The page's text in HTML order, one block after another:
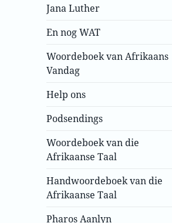
Jana Luther
En nog WAT
Woordeboek van Afrikaans
Vandag
Help ons
Podsendings
Woordeboek van die
Afrikaanse Taal
Handwoordeboek van die
Afrikaanse Taal
Pharos Aanlyn